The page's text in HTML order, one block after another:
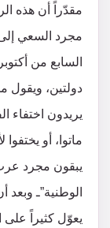
مقدّراً أن هذه
مجرد السعي إلى
السابع من
دولتين، ويقول
يريدون اختفاء
ماتوا، أو
يبقون مجرد
الوطنية”ـ
يعوّل كثيراً على